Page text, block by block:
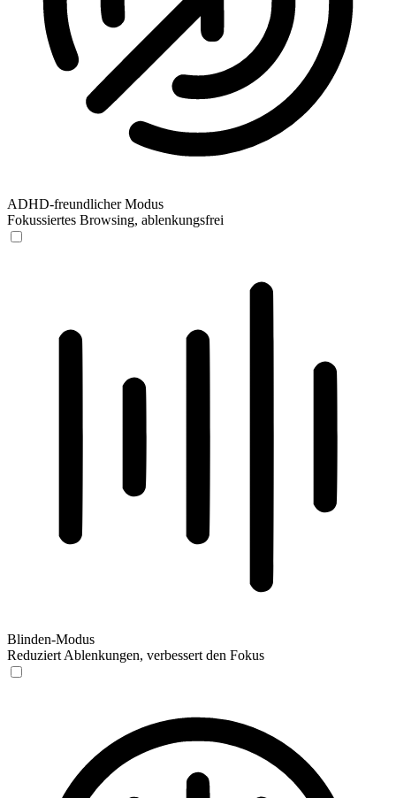
ADHD-freundlicher Modus
Fokussiertes Browsing, ablenkungsfrei
Blinden-Modus
Reduziert Ablenkungen, verbessert den Fokus